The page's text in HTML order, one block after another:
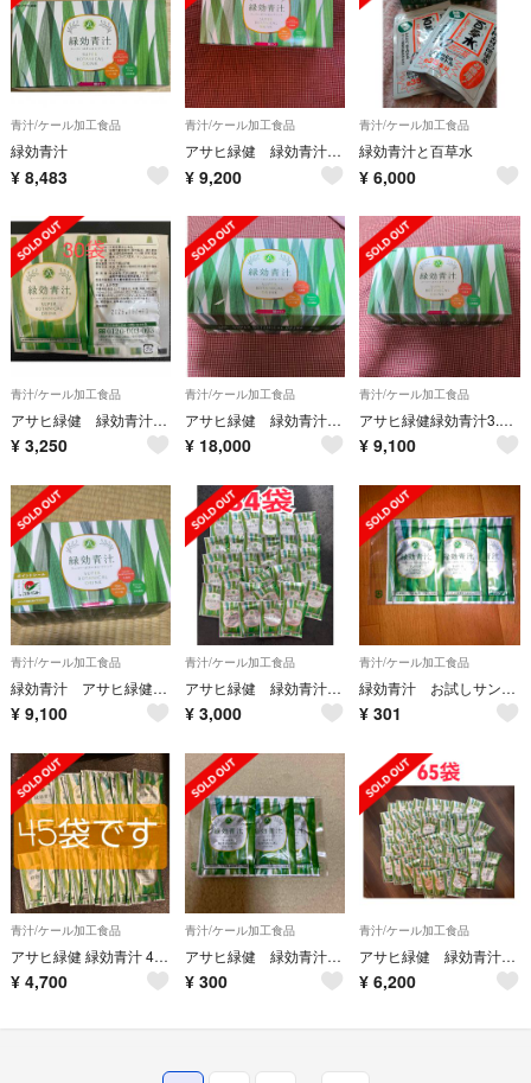
青汁/ケール加工食品
緑効青汁
¥ 8,483
青汁/ケール加工食品
アサヒ緑健 緑効青汁3.5g✕90袋入り新品
¥ 9,200
青汁/ケール加工食品
緑効青汁と百草水
¥ 6,000
青汁/ケール加工食品
アサヒ緑健 緑効青汁30袋
¥ 3,250
青汁/ケール加工食品
アサヒ緑健 緑効青汁3.5g✕90袋新品
¥ 18,000
青汁/ケール加工食品
アサヒ緑健緑効青汁3.5g✕90袋新品
¥ 9,100
青汁/ケール加工食品
緑効青汁 アサヒ緑健 3.5g×90包 2025年8月賞味期限
¥ 9,100
青汁/ケール加工食品
アサヒ緑健 緑効青汁 バラ売り 34袋
¥ 3,000
青汁/ケール加工食品
緑効青汁 お試しサンプル おまけ付き
¥ 301
青汁/ケール加工食品
アサヒ緑健 緑効青汁 45袋
¥ 4,700
青汁/ケール加工食品
アサヒ緑健 緑効青汁 3包 サンプル
¥ 300
青汁/ケール加工食品
アサヒ緑健 緑効青汁 バラ売り 65袋
¥ 6,200